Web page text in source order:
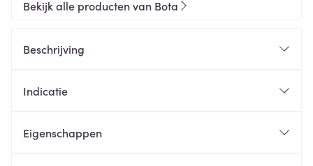
Bekijk alle producten van Bota
Beschrijving
Indicatie
Eigenschappen